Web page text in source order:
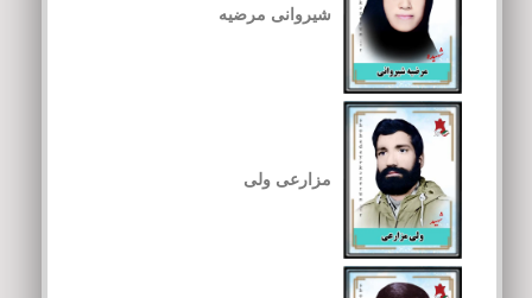
شیروانی مرضیه
مزارعی ولی